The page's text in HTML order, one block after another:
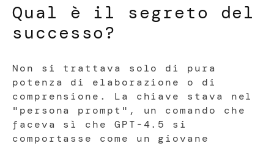
Qual è il segreto del
successo?
Non si trattava solo di pura
potenza di elaborazione o di
comprensione. La chiave stava nel
"persona prompt", un comando che
faceva sì che GPT-4.5 si
comportasse come un giovane